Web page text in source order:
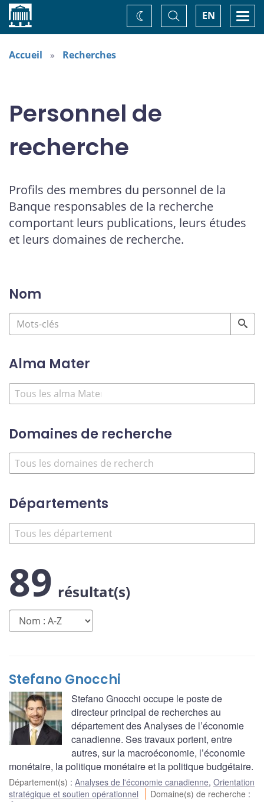
Accueil EN
Basculer
la
recherche
Changez
de
Accueil Recherches
Personnel de
recherche
Profils des membres du personnel de la
Banque responsables de la recherche
comportant leurs publications, leurs études
et leurs domaines de recherche.
Nom
Alma Mater
Domaines de recherche
Départements
89 résultat(s)
Stefano Gnocchi
Stefano Gnocchi occupe le poste de
directeur principal de recherches au
département des Analyses de l’économie
canadienne. Ses travaux portent, entre
autres, sur la macroéconomie, l’économie
monétaire, la politique monétaire et la politique budgétaire.
Département(s) : Analyses de l'économie canadienne, Orientation
stratégique et soutien opérationnel
Domaine(s) de recherche :